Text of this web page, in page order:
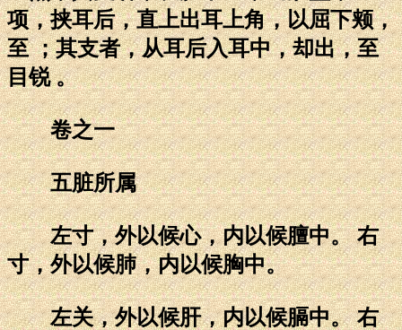
项，挟耳后，直上出耳上角，以屈下颊，
至 ；其支者，从耳后入耳中，却出，至
目锐 。
卷之一
五脏所属
左寸，外以候心，内以候膻中。 右
寸，外以候肺，内以候胸中。
左关，外以候肝，内以候膈中。 右